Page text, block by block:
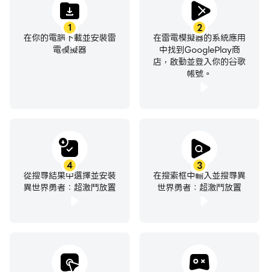
1
在你的電腦下載並安裝雷
電模擬器
2
在雷電模擬器的系統應用
中找到GooglePlay商
店，啟動並登入你的谷歌
帳號。
3
在搜索框中輸入並搜尋異
世界勇者：超激鬥放置
4
從搜尋結果中選擇並安裝
異世界勇者：超激鬥放置